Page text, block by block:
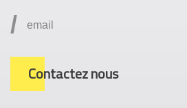
/
Contactez nous